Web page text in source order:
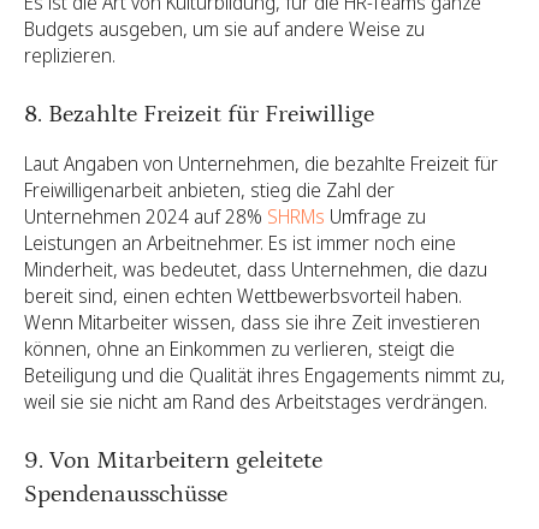
Budgets ausgeben, um sie auf andere Weise zu
replizieren.
8. Bezahlte Freizeit für Freiwillige
Laut Angaben von Unternehmen, die bezahlte Freizeit für
Freiwilligenarbeit anbieten, stieg die Zahl der
Unternehmen 2024 auf 28% SHRMs Umfrage zu
Leistungen an Arbeitnehmer. Es ist immer noch eine
Minderheit, was bedeutet, dass Unternehmen, die dazu
bereit sind, einen echten Wettbewerbsvorteil haben.
Wenn Mitarbeiter wissen, dass sie ihre Zeit investieren
können, ohne an Einkommen zu verlieren, steigt die
Beteiligung und die Qualität ihres Engagements nimmt zu,
weil sie sie nicht am Rand des Arbeitstages verdrängen.
9. Von Mitarbeitern geleitete
Spendenausschüsse